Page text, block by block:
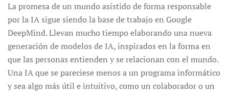
La promesa de un mundo asistido de forma responsable
por la IA sigue siendo la base de trabajo en Google
DeepMind. Llevan mucho tiempo elaborando una nueva
generación de modelos de IA, inspirados en la forma en
que las personas entienden y se relacionan con el mundo.
Una IA que se pareciese menos a un programa informático
y sea algo más útil e intuitivo, como un colaborador o un